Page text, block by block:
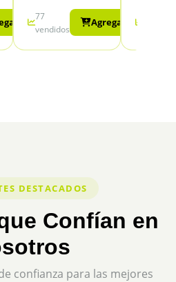
77
vendidos
Agregar
DESTACADOS
Confían en
confianza para las mejores